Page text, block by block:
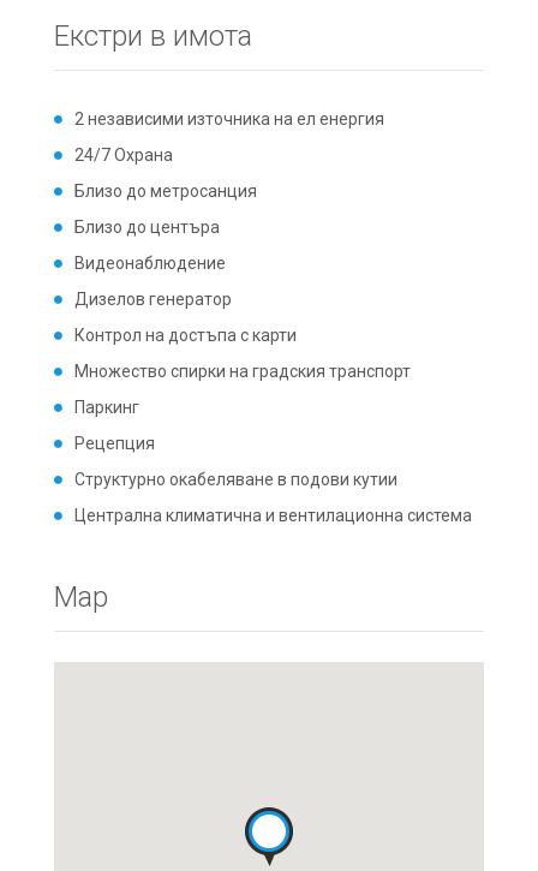
Екстри в имота
2 независими източника на ел енергия
24/7 Охрана
Близо до метросанция
Близо до центъра
Видеонаблюдение
Дизелов генератор
Контрол на достъпа с карти
Множество спирки на градския транспорт
Паркинг
Рецепция
Структурно окабеляване в подови кутии
Централна климатична и вентилационна система
Map